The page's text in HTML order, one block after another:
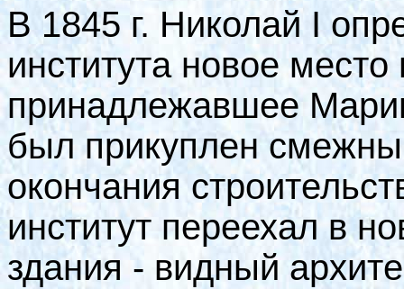
В 1845 г. Николай I
института новое
принадлежавшее
был прикуплен
окончания
институт переехал в
здания - видный